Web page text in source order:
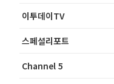
이투데이TV
스페셜리포트
Channel 5